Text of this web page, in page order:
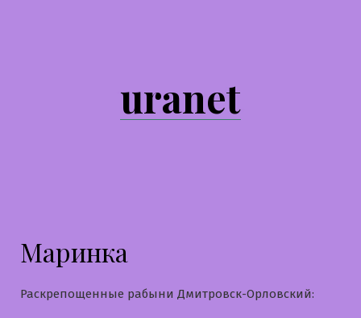
uranet
Маринка
Раскрепощенные рабыни Дмитровск-Орловский: